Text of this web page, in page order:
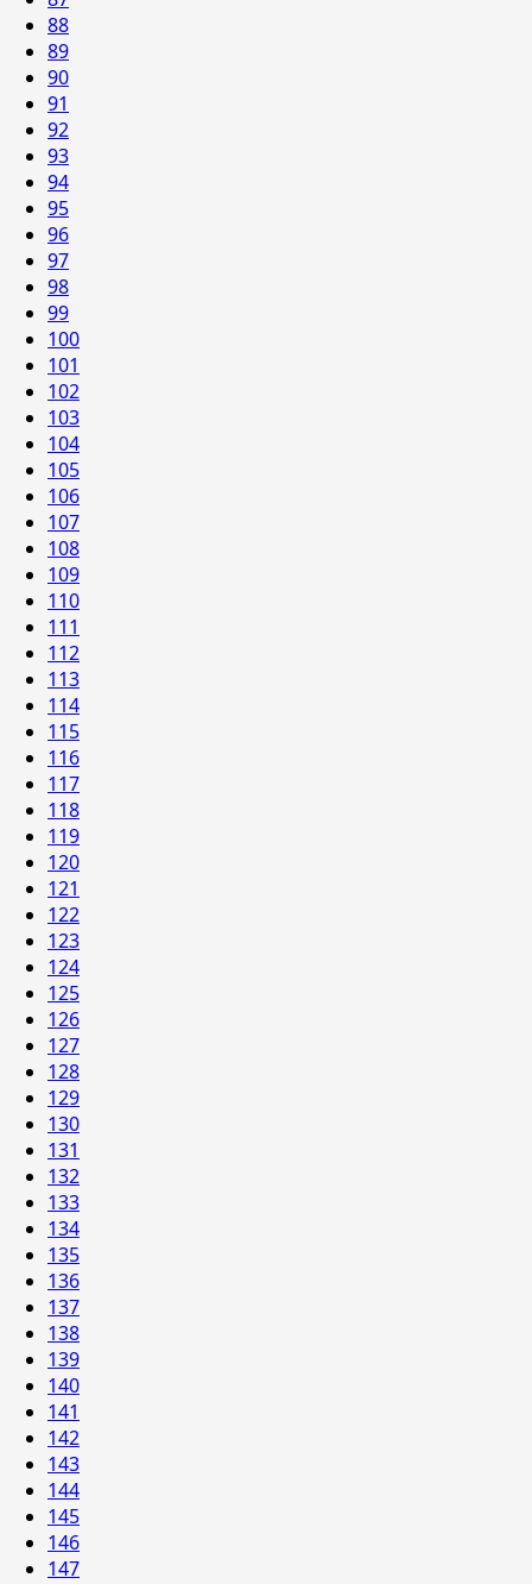
88
89
90
91
92
93
94
95
96
97
98
99
100
101
102
103
104
105
106
107
108
109
110
111
112
113
114
115
116
117
118
119
120
121
122
123
124
125
126
127
128
129
130
131
132
133
134
135
136
137
138
139
140
141
142
143
144
145
146
147